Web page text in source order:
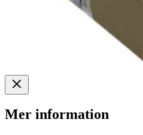
Mer information